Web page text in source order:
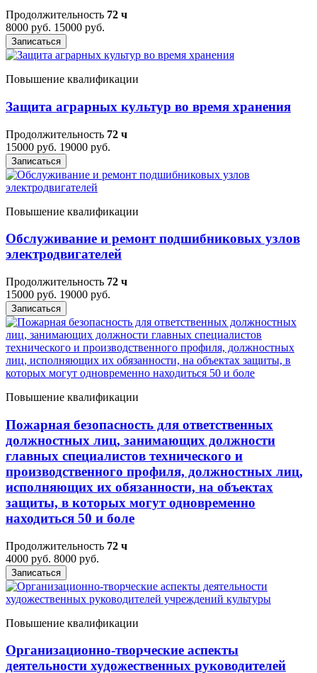
Продолжительность 72 ч
8000 руб. 15000 руб.
Записаться
Повышение квалификации
Защита аграрных культур во время хранения
Продолжительность 72 ч
15000 руб. 19000 руб.
Записаться
Повышение квалификации
Обслуживание и ремонт подшибниковых узлов
электродвигателей
Продолжительность 72 ч
15000 руб. 19000 руб.
Записаться
Повышение квалификации
Пожарная безопасность для ответственных
должностных лиц, занимающих должности
главных специалистов технического и
производственного профиля, должностных лиц,
исполняющих их обязанности, на объектах
защиты, в которых могут одновременно
находиться 50 и боле
Продолжительность 72 ч
4000 руб. 8000 руб.
Записаться
Повышение квалификации
Организационно-творческие аспекты
деятельности художественных руководителей